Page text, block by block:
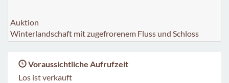
Auktion
Winterlandschaft mit zugefrorenem Fluss und Schloss
Voraussichtliche Aufrufzeit
Los ist verkauft